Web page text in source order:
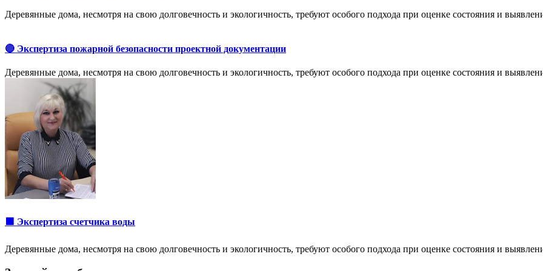
Деревянные дома, несмотря на свою долговечность и экологичность, требуют особого подхода при оценке состояния и
🔴 Экспертиза пожарной безопасности проектной документации
Деревянные дома, несмотря на свою долговечность и экологичность, требуют особого подхода при оценке состояния и
🟩 Экспертиза счетчика воды
Деревянные дома, несмотря на свою долговечность и экологичность, требуют особого подхода при оценке состояния и